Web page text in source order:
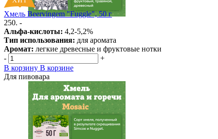
Хмель Beervingem "Fuggle", 50 г
250. -
Альфа-кислоты: 4,2-5,2%
Тип использования: для аромата
Аромат: легкие древесные и фруктовые нотки
-
+
В корзину В корзине
Для пивовара